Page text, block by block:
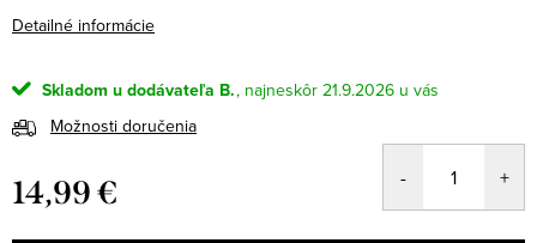
Detailné informácie
Skladom u dodávateľa B.
21.9.2026
Možnosti doručenia
14,99 €